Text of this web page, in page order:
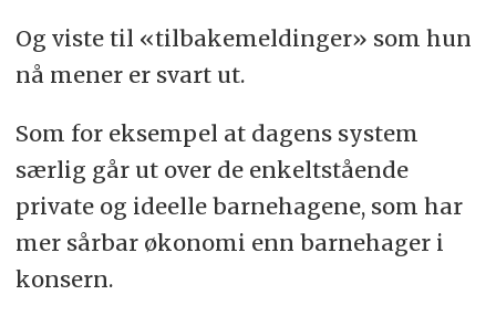
Og viste til «tilbakemeldinger» som hun
nå mener er svart ut.
Som for eksempel at dagens system
særlig går ut over de enkeltstående
private og ideelle barnehagene, som har
mer sårbar økonomi enn barnehager i
konsern.